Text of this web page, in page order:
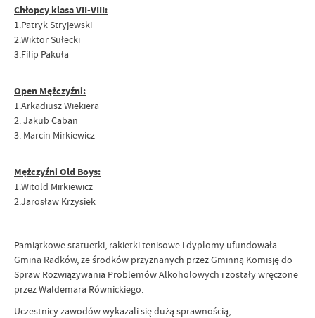
Chłopcy klasa VII-VIII:
1.Patryk Stryjewski
2.Wiktor Sułecki
3.Filip Pakuła
Open Mężczyźni:
1.Arkadiusz Wiekiera
2. Jakub Caban
3. Marcin Mirkiewicz
Mężczyźni Old Boys:
1.Witold Mirkiewicz
2.Jarosław Krzysiek
Pamiątkowe statuetki, rakietki tenisowe i dyplomy ufundowała
Gmina Radków, ze środków przyznanych przez Gminną Komisję do
Spraw Rozwiązywania Problemów Alkoholowych i zostały wręczone
przez Waldemara Równickiego.
Uczestnicy zawodów wykazali się dużą sprawnością,